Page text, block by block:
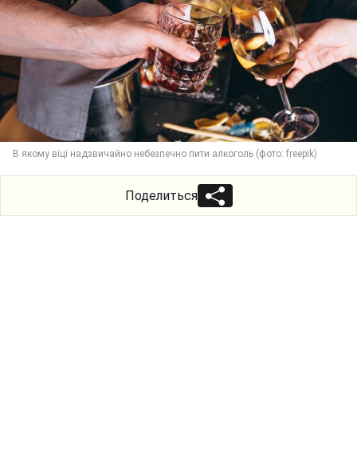
В якому віці надзвичайно небезпечно пити алкоголь (фото: freepik)
Поделиться